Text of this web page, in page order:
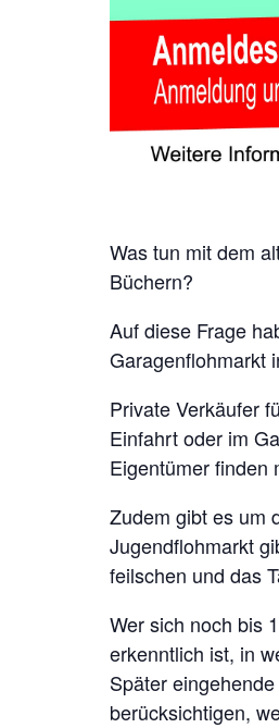
Was tun mit dem
Büchern?
Auf diese Frage
Garagenflohmarkt
Private Verkäufer
Einfahrt oder im
Eigentümer finden
Zudem gibt es um
Jugendflohmarkt
feilschen und das
Wer sich noch bis
erkenntlich ist, in
Später
berücksichtigen,